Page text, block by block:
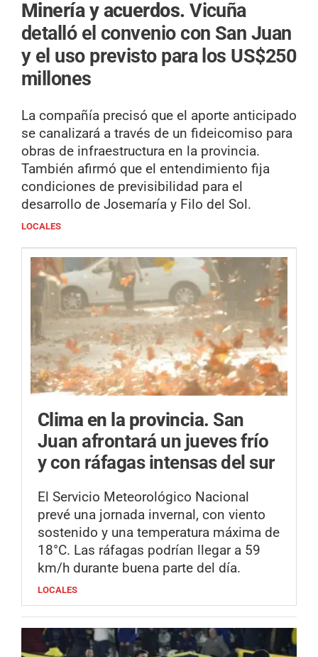
Minería y acuerdos.Vicuña
detalló el convenio con San Juan
y el uso previsto para los US$250
millones
La compañía precisó que el aporte anticipado
se canalizará a través de un fideicomiso para
obras de infraestructura en la provincia.
También afirmó que el entendimiento fija
condiciones de previsibilidad para el
desarrollo de Josemaría y Filo del Sol.
LOCALES
Clima en la provincia. San
Juan afrontará un jueves frío
y con ráfagas intensas del sur
El Servicio Meteorológico Nacional
prevé una jornada invernal, con viento
sostenido y una temperatura máxima de
18°C. Las ráfagas podrían llegar a 59
km/h durante buena parte del día.
LOCALES